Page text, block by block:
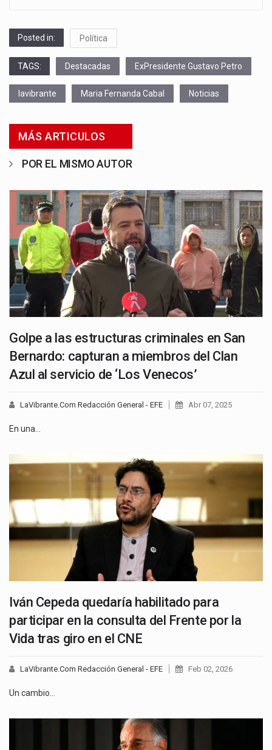
Posted in: Política
TAGS: Destacadas ExPresidente Gustavo Petro
lavibrante Maria Fernanda Cabal Noticias
MÁS ARTICULOS
POR EL MISMO AUTOR
Golpe a las estructuras criminales en San
Bernardo: capturan a miembros del Clan
Azul al servicio de ‘Los Venecos’
LaVibrante.Com Redacción General - EFE Abr 07, 2025
En una…
Iván Cepeda quedaría habilitado para
participar en la consulta del Frente por la
Vida tras giro en el CNE
LaVibrante.Com Redacción General - EFE Feb 02, 2026
Un cambio…